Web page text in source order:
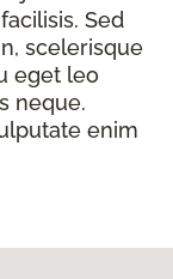
Sed
scelerisque
eget leo
neque.
enim